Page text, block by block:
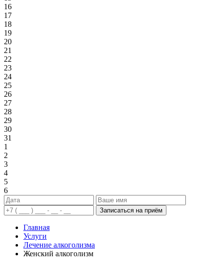
16
17
18
19
20
21
22
23
24
25
26
27
28
29
30
31
1
2
3
4
5
6
Записаться на приём
Главная
Услуги
Лечение алкоголизма
Женский алкоголизм